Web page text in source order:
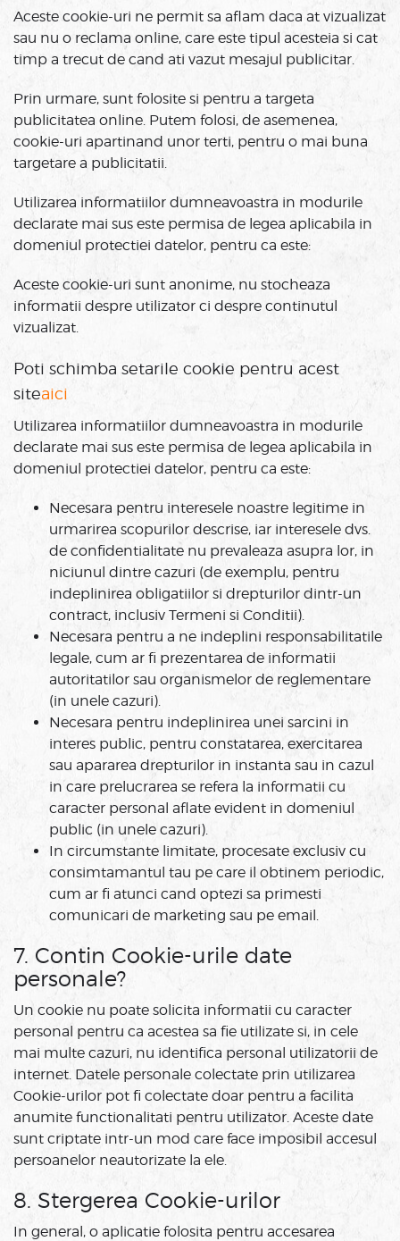
Aceste cookie-uri ne permit sa aflam daca at vizualizat
sau nu o reclama online, care este tipul acesteia si cat
timp a trecut de cand ati vazut mesajul publicitar.
Prin urmare, sunt folosite si pentru a targeta
publicitatea online. Putem folosi, de asemenea,
cookie-uri apartinand unor terti, pentru o mai buna
targetare a publicitatii.
Utilizarea informatiilor dumneavoastra in modurile
declarate mai sus este permisa de legea aplicabila in
domeniul protectiei datelor, pentru ca este:
Aceste cookie-uri sunt anonime, nu stocheaza
informatii despre utilizator ci despre continutul
vizualizat.
Poti schimba setarile cookie pentru acest
siteaici
Utilizarea informatiilor dumneavoastra in modurile
declarate mai sus este permisa de legea aplicabila in
domeniul protectiei datelor, pentru ca este:
Necesara pentru interesele noastre legitime in
urmarirea scopurilor descrise, iar interesele dvs.
de confidentialitate nu prevaleaza asupra lor, in
niciunul dintre cazuri (de exemplu, pentru
indeplinirea obligatiilor si drepturilor dintr-un
contract, inclusiv Termeni si Conditii).
Necesara pentru a ne indeplini responsabilitatile
legale, cum ar fi prezentarea de informatii
autoritatilor sau organismelor de reglementare
(in unele cazuri).
Necesara pentru indeplinirea unei sarcini in
interes public, pentru constatarea, exercitarea
sau apararea drepturilor in instanta sau in cazul
in care prelucrarea se refera la informatii cu
caracter personal aflate evident in domeniul
public (in unele cazuri).
In circumstante limitate, procesate exclusiv cu
consimtamantul tau pe care il obtinem periodic,
cum ar fi atunci cand optezi sa primesti
comunicari de marketing sau pe email.
7. Contin Cookie-urile date
personale?
Un cookie nu poate solicita informatii cu caracter
personal pentru ca acestea sa fie utilizate si, in cele
mai multe cazuri, nu identifica personal utilizatorii de
internet. Datele personale colectate prin utilizarea
Cookie-urilor pot fi colectate doar pentru a facilita
anumite functionalitati pentru utilizator. Aceste date
sunt criptate intr-un mod care face imposibil accesul
persoanelor neautorizate la ele.
8. Stergerea Cookie-urilor
In general, o aplicatie folosita pentru accesarea